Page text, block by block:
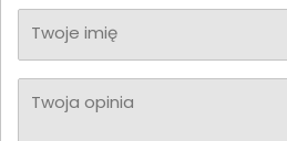
Twoje imię
Twoja opinia